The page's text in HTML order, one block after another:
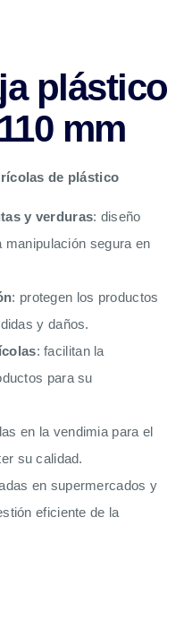
plástico
mm
de plástico
y verduras: diseño
manipulación segura en
: protegen los productos
y daños.
: facilitan la
para su
en la vendimia para el
su calidad.
en supermercados y
eficiente de la